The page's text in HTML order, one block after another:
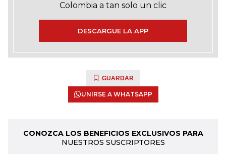
Colombia a tan solo un clic
DESCARGUE LA APP
GUARDAR
UNIRSE A WHATSAPP
CONOZCA LOS BENEFICIOS EXCLUSIVOS PARA
NUESTROS SUSCRIPTORES